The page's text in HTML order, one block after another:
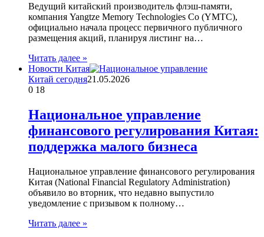
Ведущий китайский производитель флэш-памяти,
компания Yangtze Memory Technologies Co (YMTC),
официально начала процесс первичного публичного
размещения акций, планируя листинг на…
Читать далее »
Новости Китая
Китай сегодня21.05.2026
0 18
Национальное управление
финансового регулирования Китая:
поддержка малого бизнеса
Национальное управление финансового регулирования
Китая (National Financial Regulatory Administration)
объявило во вторник, что недавно выпустило
уведомление с призывом к полному…
Читать далее »